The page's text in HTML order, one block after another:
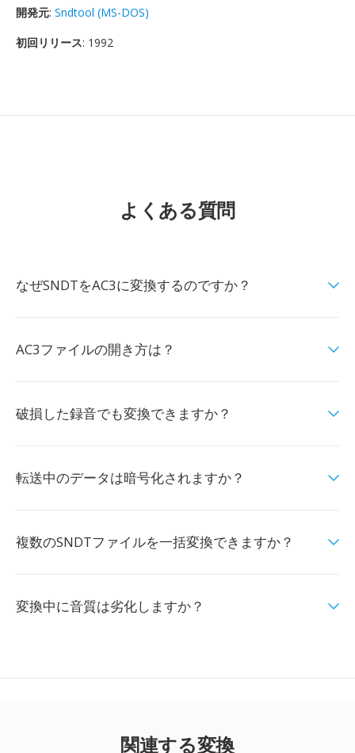
開発元: Sndtool (MS-DOS)
初回リリース: 1992
よくある質問
なぜSNDTをAC3に変換するのですか？
AC3ファイルの開き方は？
破損した録音でも変換できますか？
転送中のデータは暗号化されますか？
複数のSNDTファイルを一括変換できますか？
変換中に音質は劣化しますか？
関連する変換